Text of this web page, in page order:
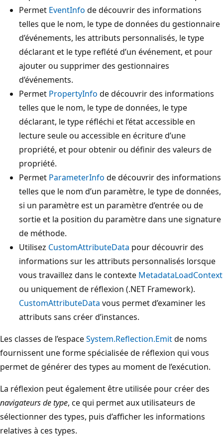
Permet EventInfo de découvrir des informations
telles que le nom, le type de données du gestionnaire
d’événements, les attributs personnalisés, le type
déclarant et le type reflété d’un événement, et pour
ajouter ou supprimer des gestionnaires
d’événements.
Permet PropertyInfo de découvrir des informations
telles que le nom, le type de données, le type
déclarant, le type réfléchi et l’état accessible en
lecture seule ou accessible en écriture d’une
propriété, et pour obtenir ou définir des valeurs de
propriété.
Permet ParameterInfo de découvrir des informations
telles que le nom d’un paramètre, le type de données,
si un paramètre est un paramètre d’entrée ou de
sortie et la position du paramètre dans une signature
de méthode.
Utilisez CustomAttributeData pour découvrir des
informations sur les attributs personnalisés lorsque
vous travaillez dans le contexte MetadataLoadContext
ou uniquement de réflexion (.NET Framework).
CustomAttributeData vous permet d’examiner les
attributs sans créer d’instances.
Les classes de l’espaceSystem.Reflection.Emitde noms
fournissent une forme spécialisée de réflexion qui vous
permet de générer des types au moment de l’exécution.
La réflexion peut également être utilisée pour créer des
navigateurs de type, ce qui permet aux utilisateurs de
sélectionner des types, puis d’afficher les informations
relatives à ces types.